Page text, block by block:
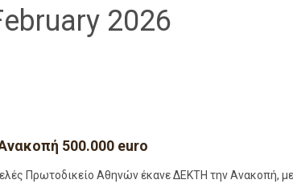
2026
500.000 euro
Πρωτοδικείο Αθηνών έκανε ΔΕΚΤΗ την Ανακοπή, με